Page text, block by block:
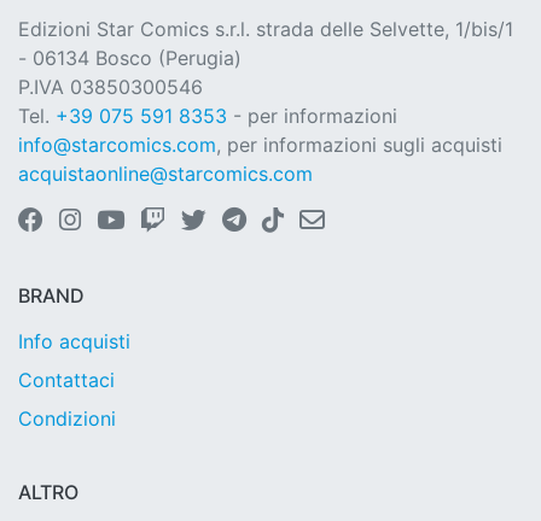
Edizioni Star Comics s.r.l. strada delle Selvette, 1/bis/1
- 06134 Bosco (Perugia)
P.IVA 03850300546
Tel. +39 075 591 8353 - per informazioni
info@starcomics.com, per informazioni sugli acquisti
acquistaonline@starcomics.com
BRAND
Info acquisti
Contattaci
Condizioni
ALTRO